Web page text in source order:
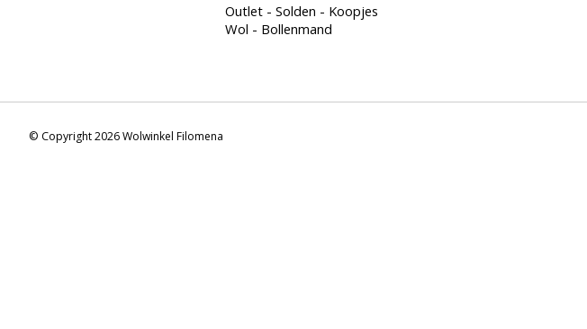
Outlet - Solden - Koopjes
Wol - Bollenmand
© Copyright 2026 Wolwinkel Filomena